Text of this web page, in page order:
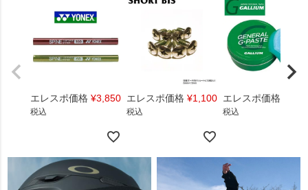
エレスポ価格 ¥3,850
税込
エレスポ価格 ¥1,100
税込
エレスポ価格
税込